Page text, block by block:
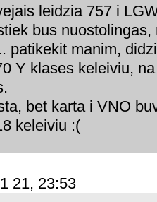
leidzia 757 i
bus nuostolingas,
patikekit manim,
Y klases keleiviu,
bet karta i VNO
keleiviu :(
21, 23:53